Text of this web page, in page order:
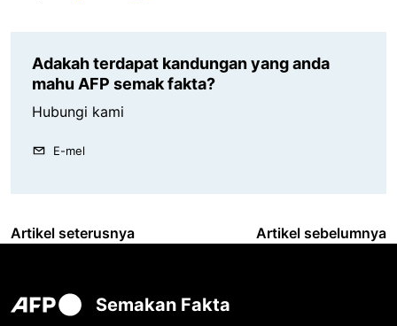
Adakah terdapat kandungan yang anda
mahu AFP semak fakta?
Hubungi kami
E-mel
Artikel seterusnya Artikel sebelumnya
Semakan Fakta